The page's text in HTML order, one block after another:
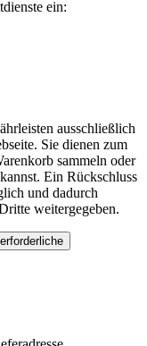
ein:
ausschließlich
Sie dienen zum
sammeln oder
Ein Rückschluss
und dadurch
weitergegeben.